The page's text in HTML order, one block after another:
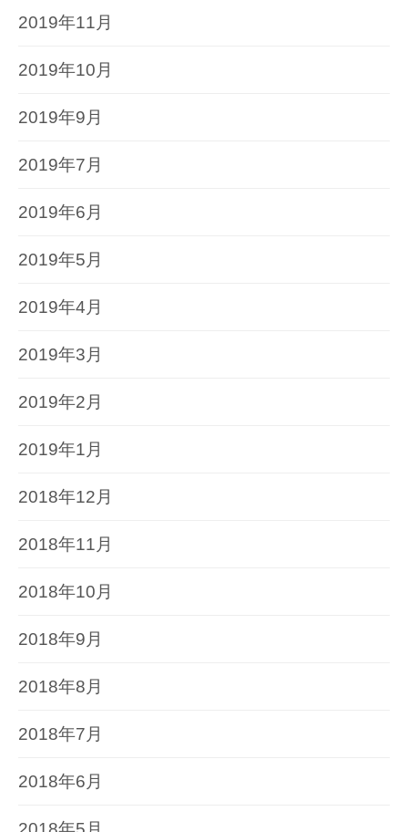
2019年11月
2019年10月
2019年9月
2019年7月
2019年6月
2019年5月
2019年4月
2019年3月
2019年2月
2019年1月
2018年12月
2018年11月
2018年10月
2018年9月
2018年8月
2018年7月
2018年6月